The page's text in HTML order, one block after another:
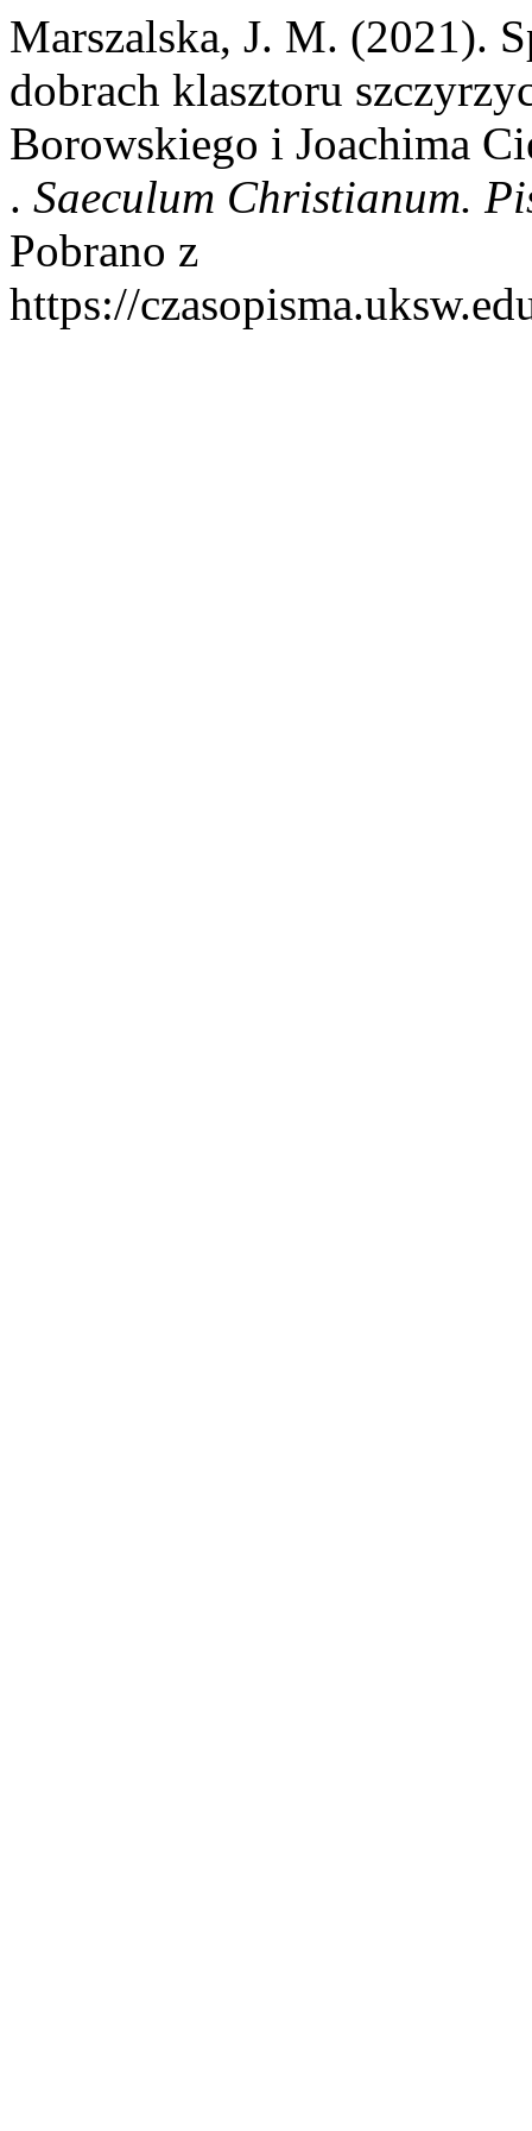
Marszalska, J. M. (2021).
dobrach klasztoru
Borowskiego i Joachima
. Saeculum Christianum.
Pobrano z
https://